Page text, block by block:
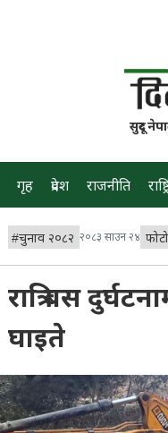
सुदूर
गृह प्रदेश राजनीति
#चुनाव २०८२ २०८३ साउन २४
रात्रि बस
घाइते